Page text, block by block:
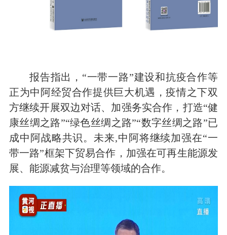
报告指出，“一带一路”建设和抗疫合作等
正为中阿经贸合作提供巨大机遇，疫情之下双
方继续开展双边对话、加强务实合作，打造“健
康丝绸之路”“绿色丝绸之路”“数字丝绸之路”已
成中阿战略共识。未来,中阿将继续加强在“一
带一路”框架下贸易合作，加强在可再生能源发
展、能源减贫与治理等领域的合作。